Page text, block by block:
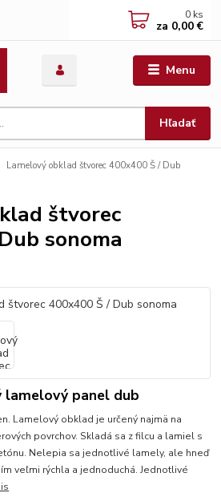
Menu
Hľadať
0 ks
za 0,00 €
Lamelový obklad štvorec 400x400 Š / Dub
štvorec
sonoma
lamelový panel dub
Lamelový obklad je určený najmä na
povrchov. Skladá sa z filcu a lamiel s
Nelepia sa jednotlivé lamely, ale hneď
veľmi rýchla a jednoduchá. Jednotlivé